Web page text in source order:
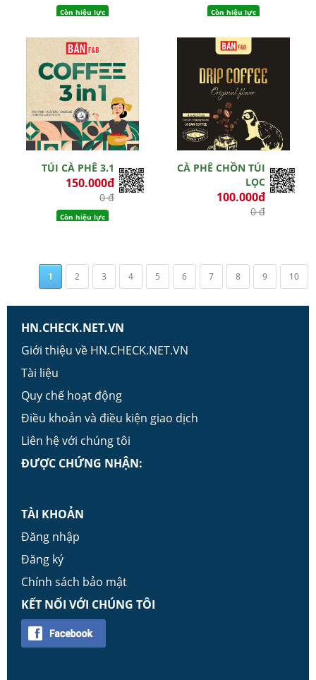
Còn hiệu lực Còn hiệu lực
TÚI CÀ PHÊ 3.1
150.000đ
0 đ
Còn hiệu lực
CÀ PHÊ CHỒN TÚI
LỌC
100.000đ
0 đ
1 2 3 4 5 6 7 8 9 10
HN.CHECK.NET.VN
Giới thiệu về HN.CHECK.NET.VN
Tài liệu
Quy chế hoạt động
Điều khoản và điều kiện giao dịch
Liên hệ với chúng tôi
ĐƯỢC CHỨNG NHẬN:
TÀI KHOẢN
Đăng nhập
Đăng ký
Chính sách bảo mật
KẾT NỐI VỚI CHÚNG TÔI